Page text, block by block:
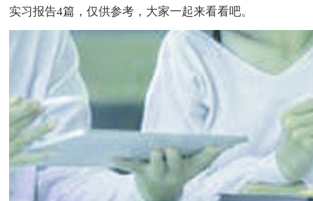
实习报告4篇，仅供参考，大家一起来看看吧。